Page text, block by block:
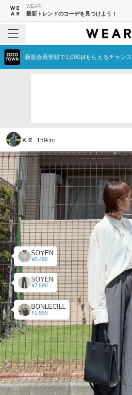
WEAR
最新トレンドのコーデを見つけよう！
新規会員登録で1,000ptもらえるチャンス
ＫＲ 159cm
SOYEN
¥6,490
SOYEN
¥7,590
BONLECILL
¥1,890